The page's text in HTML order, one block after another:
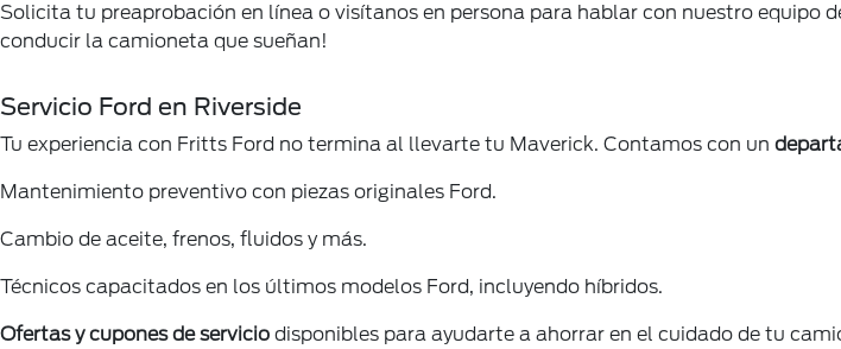
Solicita tu preaprobación en línea o visítanos en persona para hablar con nuestro equipo
conducir la camioneta que sueñan!
Servicio Ford en Riverside
Tu experiencia con Fritts Ford no termina al llevarte tu Maverick. Contamos con un
Mantenimiento preventivo con piezas originales Ford.
Cambio de aceite, frenos, fluidos y más.
Técnicos capacitados en los últimos modelos Ford, incluyendo híbridos.
Ofertas y cupones de servicio disponibles para ayudarte a ahorrar en el cuidado de tu